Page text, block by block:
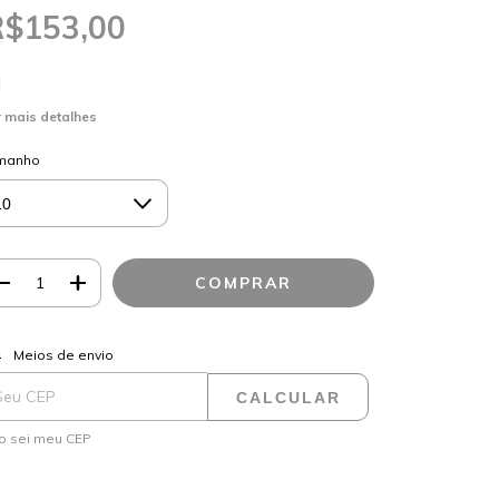
mais detalhes
para o CEP:
Meios de envio
CALCULAR
sei meu CEP